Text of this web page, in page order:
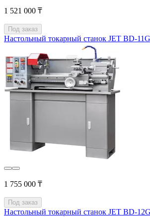
1 521 000 ₸
Под заказ
Настольный токарный станок JET BD-
1 755 000 ₸
Под заказ
Настольный токарный станок JET BD-